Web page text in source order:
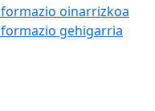
oinarrizkoa
gehigarria